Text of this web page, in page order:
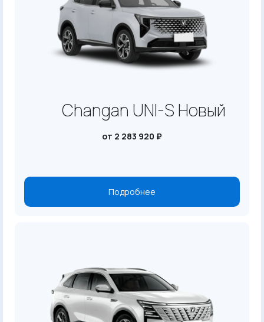
Changan UNI-S Новый
от 2 283 920 ₽
Подробнее